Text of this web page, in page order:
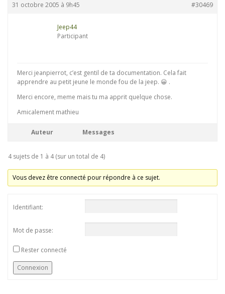
31 octobre 2005 à 9h45 #30469
Jeep44
Participant
Merci jeanpierrot, c’est gentil de ta documentation. Cela fait
apprendre au petit jeune le monde fou de la jeep. 😀 .
Merci encore, meme mais tu ma apprit quelque chose.
Amicalement mathieu
Auteur Messages
4 sujets de 1 à 4 (sur un total de 4)
Vous devez être connecté pour répondre à ce sujet.
Identifiant:
Mot de passe:
Rester connecté
Connexion